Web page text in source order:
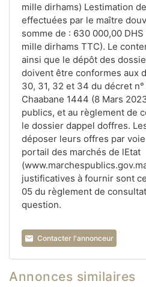
mille dirhams) Lestimation
effectuées par le maître
somme de : 630 000,00
mille dirhams TTC). Le
ainsi que le dépôt des
doivent être conformes aux
30, 31, 32 et 34 du décret
Chaabane 1444 (8 Mars
publics, et au règlement de
le dossier dappel doffres.
déposer leurs offres par
portail des marchés de lEtat
justificatives à fournir sont
05 du règlement de
question.
Contacter l'annonceur
Annonces similaires